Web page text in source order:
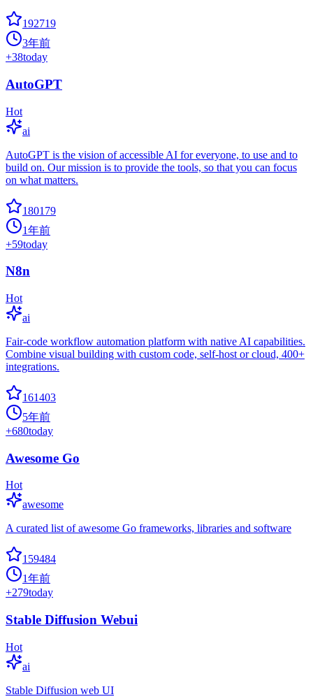
192719
3年前
+38today
AutoGPT
Hot
ai
AutoGPT is the vision of accessible AI for everyone, to use and to
build on. Our mission is to provide the tools, so that you can focus
on what matters.
180179
1年前
+59today
N8n
Hot
ai
Fair-code workflow automation platform with native AI capabilities.
Combine visual building with custom code, self-host or cloud, 400+
integrations.
161403
5年前
+680today
Awesome Go
Hot
awesome
A curated list of awesome Go frameworks, libraries and software
159484
1年前
+279today
Stable Diffusion Webui
Hot
ai
Stable Diffusion web UI